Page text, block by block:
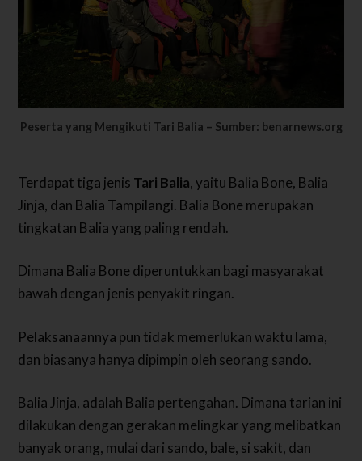
Peserta yang Mengikuti Tari Balia – Sumber: benarnews.org
Terdapat tiga jenis Tari Balia, yaitu Balia Bone, Balia
Jinja, dan Balia Tampilangi. Balia Bone merupakan
tingkatan Balia yang paling rendah.
Dimana Balia Bone diperuntukkan bagi masyarakat
bawah dengan jenis penyakit ringan.
Pelaksanaannya pun tidak memerlukan waktu lama,
dan biasanya hanya dipimpin oleh seorang sando.
Balia Jinja, adalah Balia pertengahan. Dimana tarian ini
dilakukan dengan gerakan melingkar yang melibatkan
banyak orang, mulai dari sando, bale, si sakit, dan